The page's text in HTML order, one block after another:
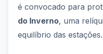
é convocado para
do Inverno, uma
equilíbrio das estações.